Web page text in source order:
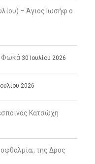
– Άγιος Ιωσήφ ο
Φωκά 30 Ιουλίου 2026
2026
Κατσώχη
της Δρος